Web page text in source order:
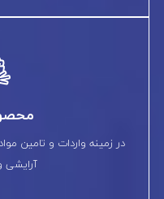
در زمینه واردات و تامین